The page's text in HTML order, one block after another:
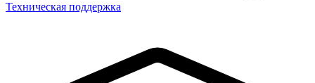
Техническая поддержка